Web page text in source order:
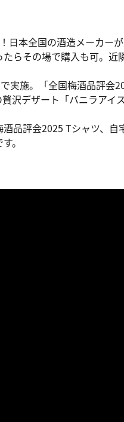
日本全国の酒造メーカー
らその場で購入も可。
実施。「全国梅酒品評会
沢デザート「バニラアイ
品評会2025 Tシャツ、自
。